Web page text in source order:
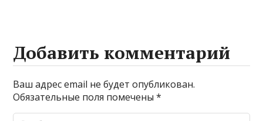
Добавить комментарий
Ваш адрес email не будет опубликован.
Обязательные поля помечены*